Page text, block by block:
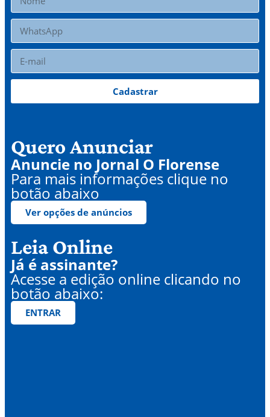
Cadastrar
Quero Anunciar
Anuncie no Jornal O Florense
Para mais informações clique no
botão abaixo
Ver opções de anúncios
Leia Online
Já é assinante?
Acesse a edição online clicando no
botão abaixo:
ENTRAR